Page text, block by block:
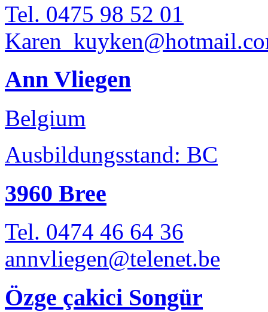
Tel. 0475 98 52 01
Ann Vliegen
Belgium
Ausbildungsstand: BC
3960 Bree
Tel. 0474 46 64 36
annvliegen@telenet.be
Özge çakici Songür